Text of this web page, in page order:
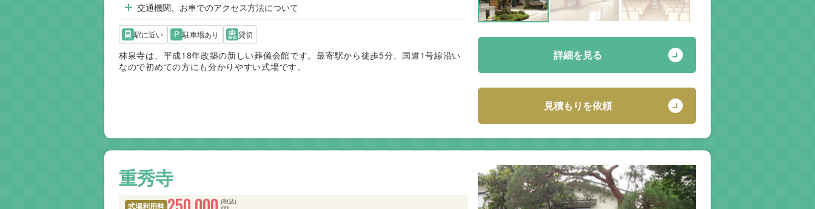
交通機関、お車でのアクセス方法について
駅に近い 駐車場あり 貸切
林泉寺は、平成18年改築の新しい葬儀会館です。最寄駅から徒歩5分、国道1号線沿い
なので初めての方にも分かりやすい式場です。
詳細を見る
見積もりを依頼
重秀寺
式場利用料 (税込)